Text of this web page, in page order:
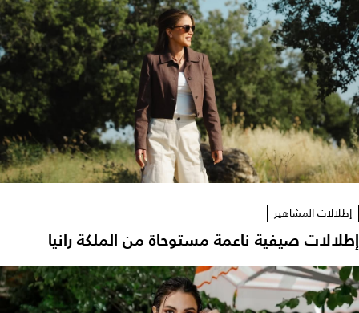
إطلالات المشاهير
إطلالات صيفية ناعمة مستوحاة من الملكة رانيا